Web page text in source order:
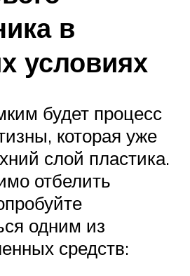
в
условиях
будет процесс
которая уже
слой пластика.
отбелить
одним из
средств: